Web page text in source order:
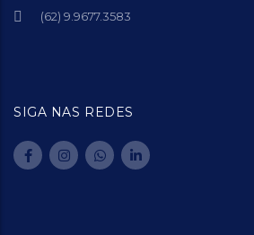
(62) 9.9677.3583
SIGA NAS REDES